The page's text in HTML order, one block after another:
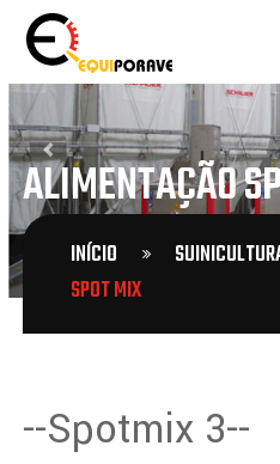
ALIMENTAÇÃO
INÍCIO
SPOT MIX
--Spotmix 3--